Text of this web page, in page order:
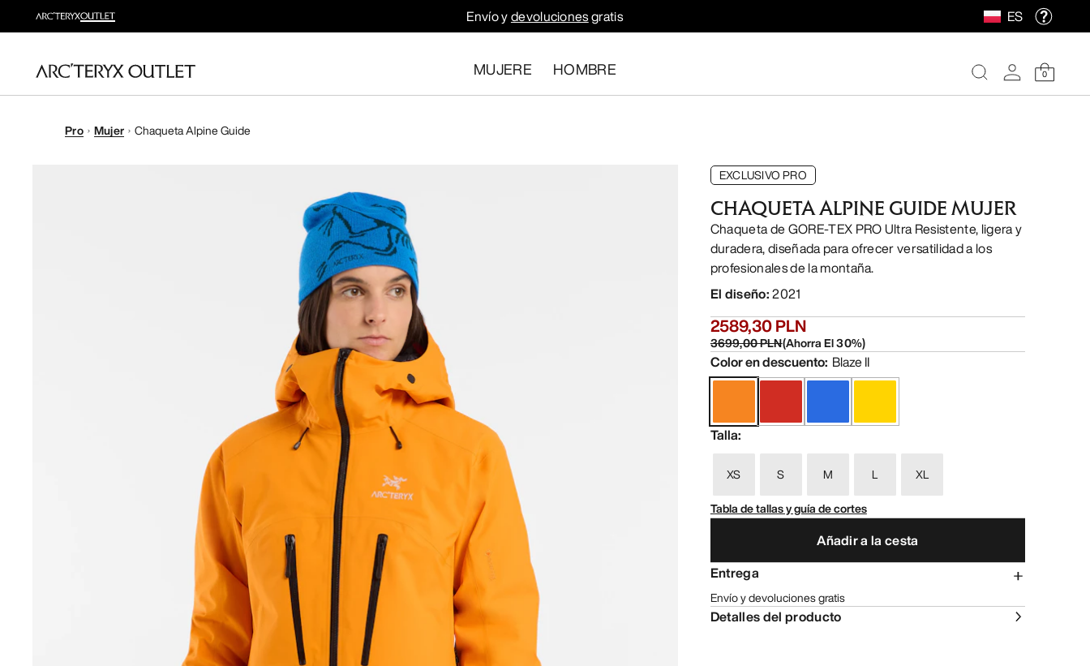
Envío ydevolucionesgratis ES
MUJERE HOMBRE 0
Pro Mujer Chaqueta Alpine Guide
EXCLUSIVO PRO
CHAQUETA ALPINE GUIDE MUJER
Chaqueta de GORE-TEX PRO Ultra Resistente, ligera y
duradera, diseñada para ofrecer versatilidad a los
profesionales de la montaña.
El diseño:2021
2589,30 PLN
3699,00 PLN(Ahorra El30%)
Color en descuento: Blaze II
Talla:
XS S M L
XL
Tabla de tallas y guía de cortes
Añadir a la cesta
Entrega
Envío y devoluciones gratis
Detalles del producto